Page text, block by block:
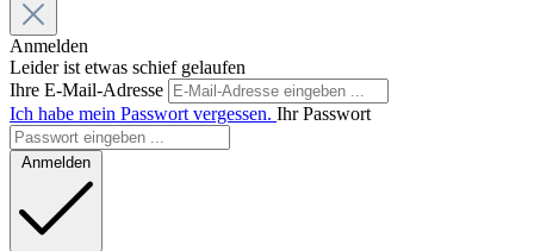
Anmelden
Leider ist etwas schief gelaufen
Ihre E-Mail-Adresse
Ich habe mein Passwort vergessen. Ihr Passwort
Anmelden